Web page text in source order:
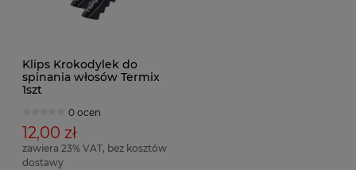
Klips Krokodylek do
spinania włosów Termix
1szt
0 ocen
12,00 zł
zawiera 23% VAT, bez kosztów
dostawy